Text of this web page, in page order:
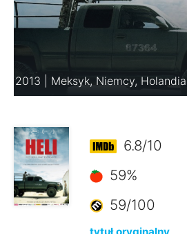
2013 | Meksyk, Niemcy,
6.8/10
59%
59/100